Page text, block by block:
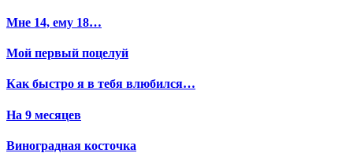
Мне 14, ему 18…
Мой первый поцелуй
Как быстро я в тебя влюбился…
На 9 месяцев
Виноградная косточка